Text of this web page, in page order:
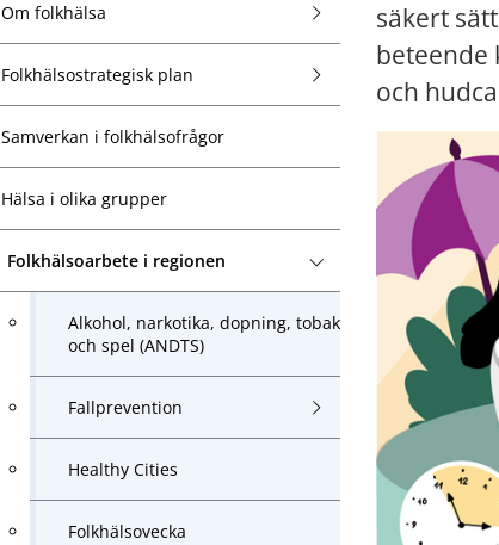
Om folkhälsa
Folkhälsostrategisk plan
Samverkan i folkhälsofrågor
Hälsa i olika grupper
Folkhälsoarbete i regionen
Alkohol, narkotika, dopning, tobak
och spel (ANDTS)
Fallprevention
Healthy Cities
Folkhälsovecka
säkert
beteende
och